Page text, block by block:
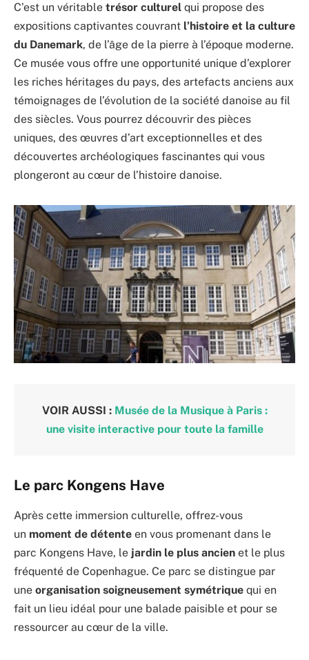
C’est un véritable trésor culturel qui propose des
expositions captivantes couvrant l’histoire et la culture
du Danemark, de l’âge de la pierre à l’époque moderne.
Ce musée vous offre une opportunité unique d’explorer
les riches héritages du pays, des artefacts anciens aux
témoignages de l’évolution de la société danoise au fil
des siècles. Vous pourrez découvrir des pièces
uniques, des œuvres d’art exceptionnelles et des
découvertes archéologiques fascinantes qui vous
plongeront au cœur de l’histoire danoise.
VOIR AUSSI : Musée de la Musique à Paris :
une visite interactive pour toute la famille
Le parc Kongens Have
Après cette immersion culturelle, offrez-vous
un moment de détente en vous promenant dans le
parc Kongens Have, le jardin le plus ancien et le plus
fréquenté de Copenhague. Ce parc se distingue par
une organisation soigneusement symétrique qui en
fait un lieu idéal pour une balade paisible et pour se
ressourcer au cœur de la ville.